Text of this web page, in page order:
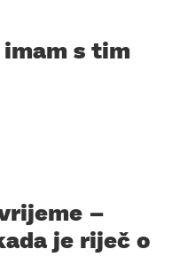
s tim
–
je riječ o